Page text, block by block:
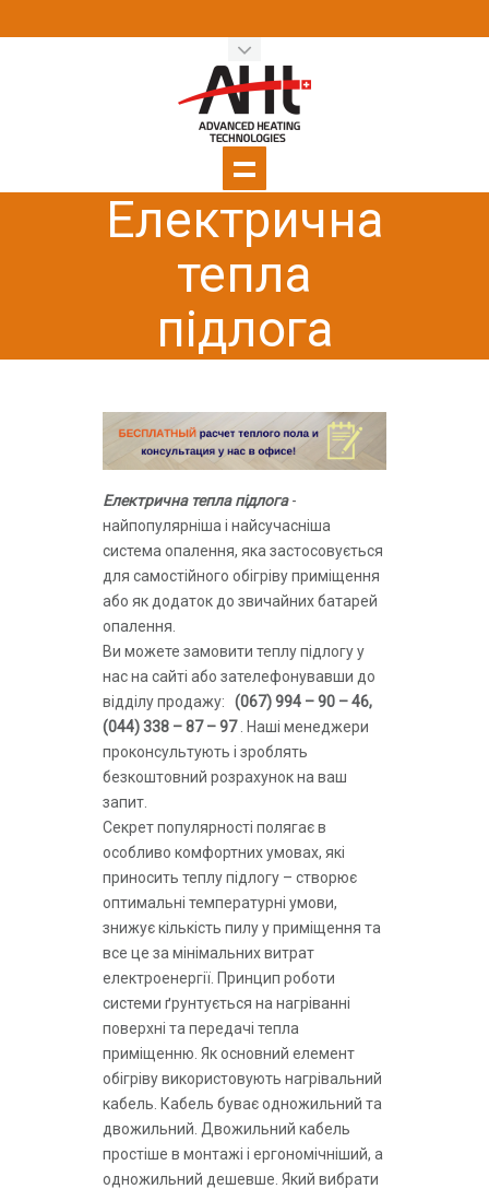
Електрична
тепла
підлога
Електрична тепла підлога-
найпопулярніша і найсучасніша
система опалення, яка застосовується
для самостійного обігріву приміщення
або як додаток до звичайних батарей
опалення.
Ви можете замовити теплу підлогу у
нас на сайті або зателефонувавши до
відділу продажу: (067) 994 – 90 – 46,
(044) 338 – 87 – 97. Наші менеджери
проконсультують і зроблять
безкоштовний розрахунок на ваш
запит.
Секрет популярності полягає в
особливо комфортних умовах, які
приносить теплу підлогу – створює
оптимальні температурні умови,
знижує кількість пилу у приміщення та
все це за мінімальних витрат
електроенергії. Принцип роботи
системи ґрунтується на нагріванні
поверхні та передачі тепла
приміщенню. Як основний елемент
обігріву використовують нагрівальний
кабель. Кабель буває одножильний та
двожильний. Двожильний кабель
простіше в монтажі і ергономічніший, а
одножильний дешевше. Який вибрати